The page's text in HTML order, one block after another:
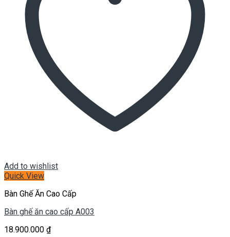
Add to wishlist
Quick View
Bàn Ghế Ăn Cao Cấp
Bàn ghế ăn cao cấp A003
18.900.000 ₫